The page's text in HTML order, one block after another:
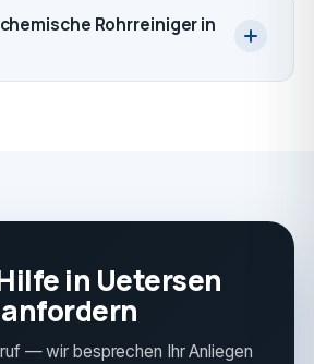
Rohrreiniger in
in Uetersen
anfordern
— wir besprechen Ihr Anliegen